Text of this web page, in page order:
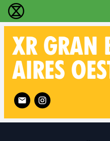
Extinction Rebellion -
XR GRAN
AIRES
Follow XR Gran Buenos